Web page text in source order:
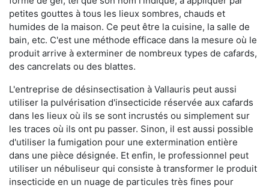
petites gouttes à tous les lieux sombres, chauds et
humides de la maison. Ce peut être la cuisine, la salle de
bain, etc. C'est une méthode efficace dans la mesure où le
produit arrive à exterminer de nombreux types de cafards,
des cancrelats ou des blattes.
L'entreprise de désinsectisation à Vallauris peut aussi
utiliser la pulvérisation d'insecticide réservée aux cafards
dans les lieux où ils se sont incrustés ou simplement sur
les traces où ils ont pu passer. Sinon, il est aussi possible
d'utiliser la fumigation pour une extermination entière
dans une pièce désignée. Et enfin, le professionnel peut
utiliser un nébuliseur qui consiste à transformer le produit
insecticide en un nuage de particules très fines pour